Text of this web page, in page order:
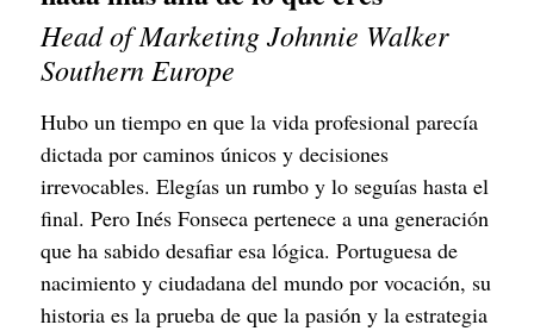
Head of Marketing Johnnie Walker
Southern Europe
Hubo un tiempo en que la vida profesional parecía
dictada por caminos únicos y decisiones
irrevocables. Elegías un rumbo y lo seguías hasta el
final. Pero Inés Fonseca pertenece a una generación
que ha sabido desafiar esa lógica. Portuguesa de
nacimiento y ciudadana del mundo por vocación, su
historia es la prueba de que la pasión y la estrategia